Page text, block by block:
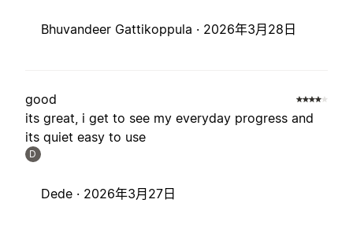
Bhuvandeer Gattikoppula · 2026年3月28日
good
its great, i get to see my everyday progress and
its quiet easy to use
D
Dede · 2026年3月27日